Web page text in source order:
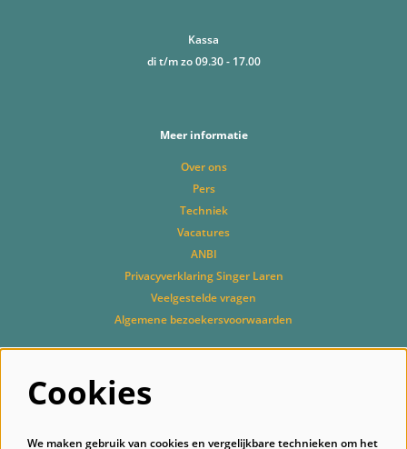
Kassa
di t/m zo 09.30 - 17.00
Meer informatie
Over ons
Pers
Techniek
Vacatures
ANBI
Privacyverklaring Singer Laren
Veelgestelde vragen
Algemene bezoekersvoorwaarden
Cookies
We maken gebruik van cookies en vergelijkbare technieken om het